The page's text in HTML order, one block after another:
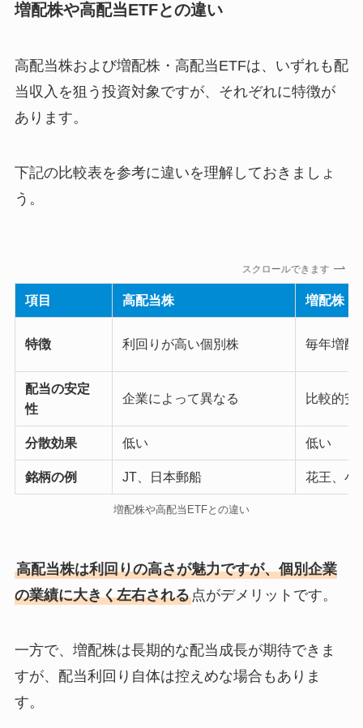
増配株や高配当ETFとの違い
高配当株および増配株・高配当ETFは、いずれも配
当収入を狙う投資対象ですが、それぞれに特徴が
あります。
下記の比較表を参考に違いを理解しておきましょ
う。
スクロールできます
項目 高配当株 増配株
特徴 利回りが高い個別株 毎年増配
配当の安定
性
企業によって異なる 比較的安
分散効果 低い 低い
銘柄の例 JT、日本郵船 花王、小
増配株や高配当ETFとの違い
高配当株は利回りの高さが魅力ですが、個別企業
の業績に大きく左右される点がデメリットです。
一方で、増配株は長期的な配当成長が期待できま
すが、配当利回り自体は控えめな場合もありま
す。